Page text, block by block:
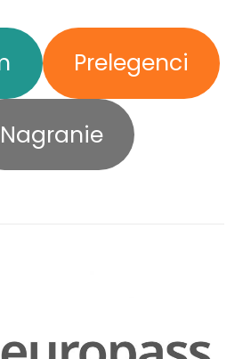
Prelegenci
Nagranie